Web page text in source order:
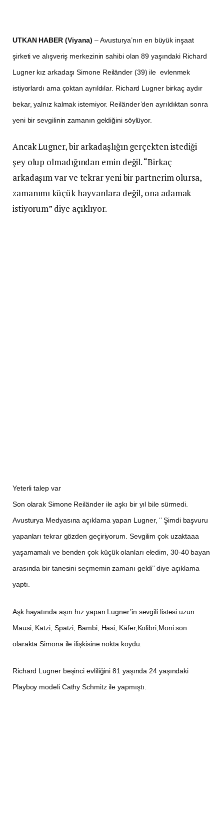
UTKAN HABER (Viyana)– Avusturya’nın en büyük inşaat
şirketi ve alışveriş merkezinin sahibi olan 89 yaşındaki Richard
Lugner kız arkadaşı Simone Reiländer (39) ile evlenmek
istiyorlardı ama çoktan ayrıldılar. Richard Lugner birkaç aydır
bekar, yalnız kalmak istemiyor. Reiländer’den ayrıldıktan sonra
yeni bir sevgilinin zamanın geldiğini söylüyor.
Ancak Lugner, bir arkadaşlığın gerçekten istediği
şey olup olmadığından emin değil. “Birkaç
arkadaşım var ve tekrar yeni bir partnerim olursa,
zamanımı küçük hayvanlara değil, ona adamak
istiyorum” diye açıklıyor.
Yeterli talep var
Son olarak Simone Reiländer ile aşkı bir yıl bile sürmedi.
Avusturya Medyasına açıklama yapan Lugner, ‘’ Şimdi başvuru
yapanları tekrar gözden geçiriyorum. Sevgilim çok uzaktaaa
yaşamamalı ve benden çok küçük olanları eledim, 30-40 bayan
arasında bir tanesini seçmemin zamanı geldi’’ diye açıklama
yaptı.
Aşk hayatında aşırı hız yapan Lugner’in sevgili listesi uzun
Mausi, Katzi, Spatzi, Bambi, Hasi, Käfer,Kolibri,Moni son
olarakta Simona ile ilişkisine nokta koydu.
Richard Lugner beşinci evliliğini 81 yaşında 24 yaşındaki
Playboy modeli Cathy Schmitz ile yapmıştı.